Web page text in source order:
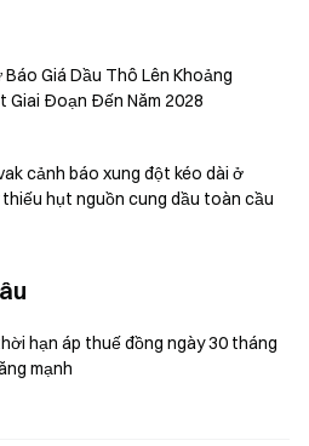
Giá Dầu Thô Lên Khoảng
Giai Đoạn Đến Năm 2028
cảnh báo xung đột kéo dài ở
hụt nguồn cung dầu toàn cầu
hạn áp thuế đồng ngày 30 tháng
mạnh